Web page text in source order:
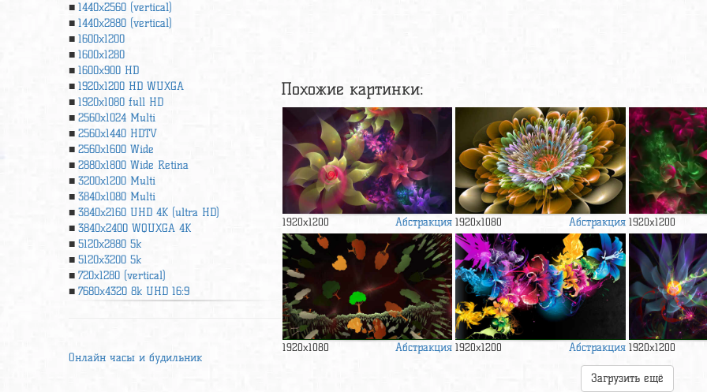
1440x2560 (vertical)
1440x2880 (vertical)
1600x1200
1600x1280
1600x900 HD
1920x1200 HD WUXGA
1920х1080 full HD
2560x1024 Multi
2560x1440 HDTV
2560x1600 Wide
2880x1800 Wide Retina
3200x1200 Multi
3840x1080 Multi
3840x2160 UHD 4К (ultra HD)
3840x2400 WQUXGA 4K
5120x2880 5k
5120x3200 5k
720x1280 (vertical)
7680x4320 8k UHD 16:9
Онлайн часы и будильник
Похожие картинки:
1920x1200 Абстракция 1920x1080 Абстракция 1920x1200
1920x1080 Абстракция 1920x1200 Абстракция 1920x1200
Загрузить ещё